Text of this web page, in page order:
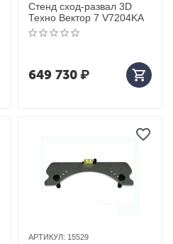
Стенд сход-развал 3D
Техно Вектор 7 V7204KA
649 730₽
АРТИКУЛ: 15529